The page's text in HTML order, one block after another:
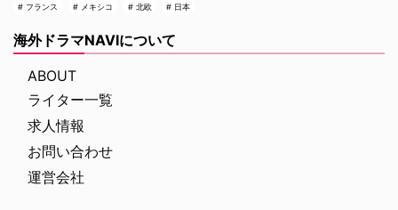
フランス メキシコ 北欧 日本
海外ドラマNAVIについて
ABOUT
ライター一覧
求人情報
お問い合わせ
運営会社